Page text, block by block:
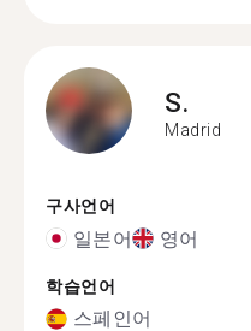
S.
Madrid
구사언어
일본어 영어
학습언어
스페인어